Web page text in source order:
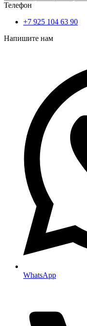
Телефон
+7 925 104 63 90
Напишите нам
WhatsApp